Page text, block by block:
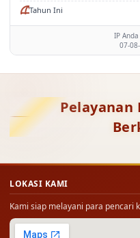
Tahun Ini
IP
07-
Pelayanan
LOKASI KAMI
Kami siap melayani para pencari